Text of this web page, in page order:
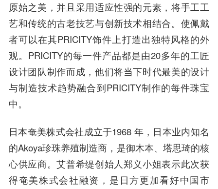
原始之美，并且采用适应性强的元素，将手工工
艺和传统的古老技艺与创新技术相结合。使佩戴
者可以在其PRICITY饰件上打造出独特风格的外
观。PRICITY的每一件产品都是由20多年的工匠
设计团队制作而成，他们将当下时代最美的设计
与制造技术趋势融合到PRICITY制作的每件珠宝
中。
日本奄美株式会社成立于1968 年，日本业内知名
的Akoya珍珠养殖制造商，是御木本、塔思琦的核
心供应商。艾普希缇创始人郑义小姐表示此次获
得奄美株式会社融资，是日方更加看好中国市